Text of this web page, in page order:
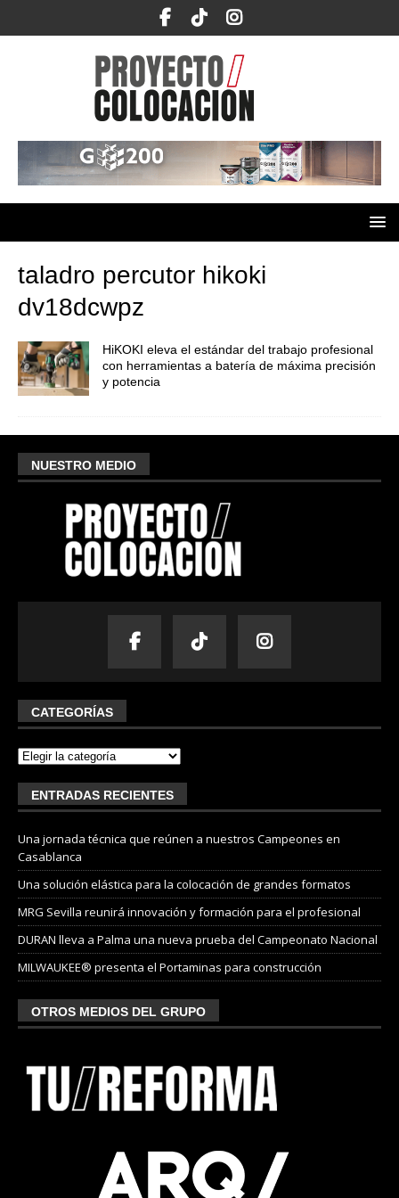
taladro percutor hikoki
dv18dcwpz
HiKOKI eleva el estándar del trabajo profesional
con herramientas a batería de máxima precisión
y potencia
NUESTRO MEDIO
CATEGORÍAS
ENTRADAS RECIENTES
Una jornada técnica que reúnen a nuestros Campeones en
Casablanca
Una solución elástica para la colocación de grandes formatos
MRG Sevilla reunirá innovación y formación para el profesional
DURAN lleva a Palma una nueva prueba del Campeonato Nacional
MILWAUKEE® presenta el Portaminas para construcción
OTROS MEDIOS DEL GRUPO